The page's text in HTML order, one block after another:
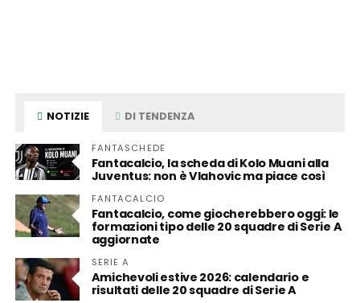
NOTIZIE DI TENDENZA
FANTASCHEDE
Fantacalcio, la scheda di Kolo Muani alla
Juventus: non è Vlahovic ma piace così
FANTACALCIO
Fantacalcio, come giocherebbero oggi: le
formazioni tipo delle 20 squadre di Serie A
aggiornate
SERIE A
Amichevoli estive 2026: calendario e
risultati delle 20 squadre di Serie A